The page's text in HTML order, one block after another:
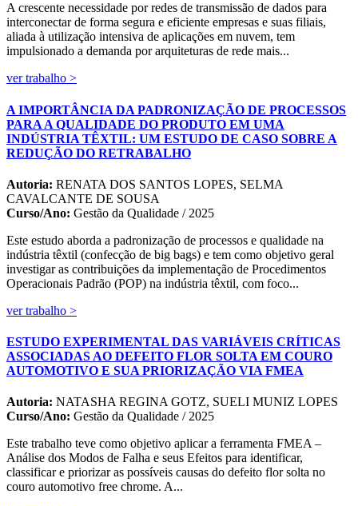
A crescente necessidade por redes de transmissão de dados para
interconectar de forma segura e eficiente empresas e suas filiais,
aliada à utilização intensiva de aplicações em nuvem, tem
impulsionado a demanda por arquiteturas de rede mais...
ver trabalho >
A IMPORTÂNCIA DA PADRONIZAÇÃO DE PROCESSOS
PARA A QUALIDADE DO PRODUTO EM UMA
INDÚSTRIA TÊXTIL: UM ESTUDO DE CASO SOBRE A
REDUÇÃO DO RETRABALHO
Autoria: RENATA DOS SANTOS LOPES, SELMA
CAVALCANTE DE SOUSA
Curso/Ano: Gestão da Qualidade / 2025
Este estudo aborda a padronização de processos e qualidade na
indústria têxtil (confecção de big bags) e tem como objetivo geral
investigar as contribuições da implementação de Procedimentos
Operacionais Padrão (POP) na indústria têxtil, com foco...
ver trabalho >
ESTUDO EXPERIMENTAL DAS VARIÁVEIS CRÍTICAS
ASSOCIADAS AO DEFEITO FLOR SOLTA EM COURO
AUTOMOTIVO E SUA PRIORIZAÇÃO VIA FMEA
Autoria: NATASHA REGINA GOTZ, SUELI MUNIZ LOPES
Curso/Ano: Gestão da Qualidade / 2025
Este trabalho teve como objetivo aplicar a ferramenta FMEA –
Análise dos Modos de Falha e seus Efeitos para identificar,
classificar e priorizar as possíveis causas do defeito flor solta no
couro automotivo free chrome. A...